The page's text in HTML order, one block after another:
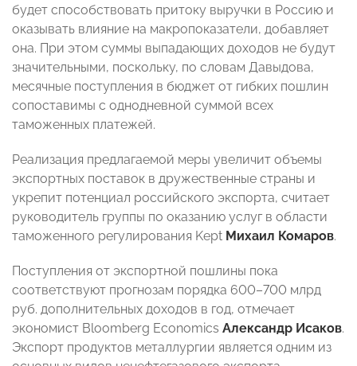
будет способствовать притоку выручки в Россию и
оказывать влияние на макропоказатели, добавляет
она. При этом суммы выпадающих доходов не будут
значительными, поскольку, по словам Давыдова,
месячные поступления в бюджет от гибких пошлин
сопоставимы с однодневной суммой всех
таможенных платежей.
Реализация предлагаемой меры увеличит объемы
экспортных поставок в дружественные страны и
укрепит потенциал российского экспорта, считает
руководитель группы по оказанию услуг в области
таможенного регулирования Kept Михаил Комаров.
Поступления от экспортной пошлины пока
соответствуют прогнозам порядка 600–700 млрд
руб. дополнительных доходов в год, отмечает
экономист Bloomberg Economics Александр Исаков.
Экспорт продуктов металлургии является одним из